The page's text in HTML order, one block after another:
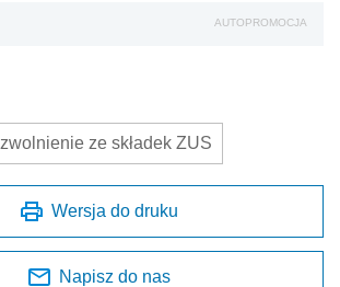
AUTOPROMOCJA
zwolnienie ze składek ZUS
Wersja do druku
Napisz do nas